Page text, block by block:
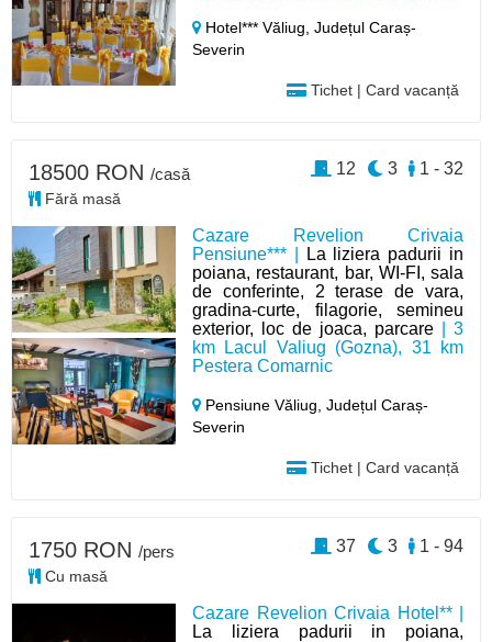
Hotel*** Văliug,Județul Caraș-
Severin
Tichet | Card vacanță
Cazare Revelion Crivaia
Pensiune*** |
La liziera padurii in
poiana, restaurant, bar, WI-FI, sala
de conferinte, 2 terase de vara,
gradina-curte, filagorie, semineu
exterior, loc de joaca, parcare | 3
km Lacul Valiug (Gozna), 31 km
Pestera Comarnic
Pensiune Văliug,Județul Caraș-
Severin
Tichet | Card vacanță
18500 RON /casă
Fără masă
1 - 32
3
12
Cazare Revelion Crivaia Hotel** |
La liziera padurii in poiana,
1750 RON /pers
Cu masă
1 - 94
3
37